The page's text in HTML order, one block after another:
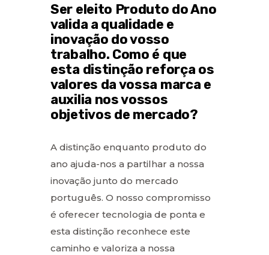
Ser eleito Produto do Ano
valida a qualidade e
inovação do vosso
trabalho. Como é que
esta distinção reforça os
valores da vossa marca e
auxilia nos vossos
objetivos de mercado?
A distinção enquanto produto do
ano ajuda-nos a partilhar a nossa
inovação junto do mercado
português. O nosso compromisso
é oferecer tecnologia de ponta e
esta distinção reconhece este
caminho e valoriza a nossa